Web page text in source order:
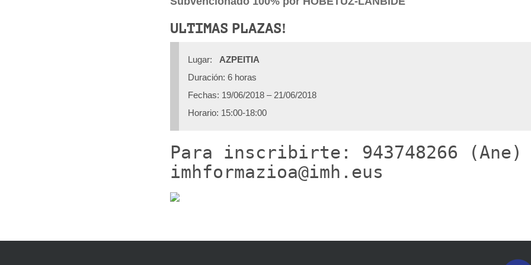
ULTIMAS PLAZAS!
Lugar: AZPEITIA
Duración: 6 horas
Fechas: 19/06/2018 – 21/06/2018
Horario: 15:00-18:00
Para inscribirte: 943748266 (Ane)
imhformazioa@imh.eus